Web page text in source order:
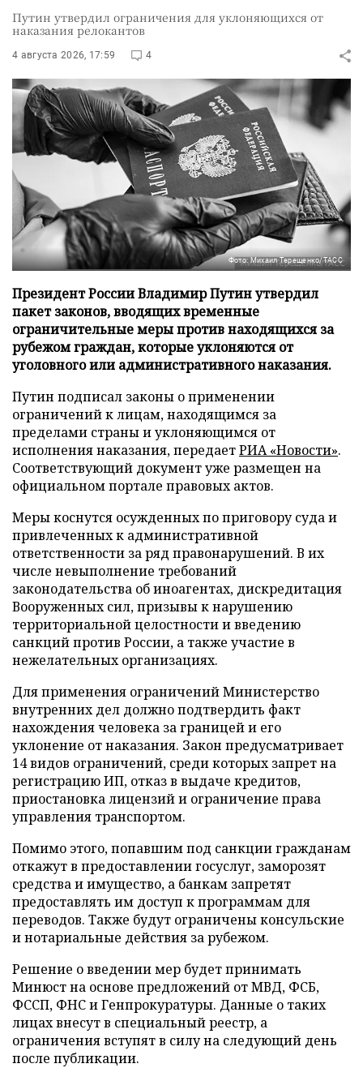
Путин утвердил ограничения для уклоняющихся от
наказания релокантов
4 августа 2026, 17:59 4
Фото: Михаил Терещенко/ТАСС
Президент России Владимир Путин утвердил
пакет законов, вводящих временные
ограничительные меры против находящихся за
рубежом граждан, которые уклоняются от
уголовного или административного наказания.
Путин подписал законы о применении
ограничений к лицам, находящимся за
пределами страны и уклоняющимся от
исполнения наказания, передаетРИА «Новости».
Соответствующий документ уже размещен на
официальном портале правовых актов.
Меры коснутся осужденных по приговору суда и
привлеченных к административной
ответственности за ряд правонарушений. В их
числе невыполнение требований
законодательства об иноагентах, дискредитация
Вооруженных сил, призывы к нарушению
территориальной целостности и введению
санкций против России, а также участие в
нежелательных организациях.
Для применения ограничений Министерство
внутренних дел должно подтвердить факт
нахождения человека за границей и его
уклонение от наказания. Закон предусматривает
14 видов ограничений, среди которых запрет на
регистрацию ИП, отказ в выдаче кредитов,
приостановка лицензий и ограничение права
управления транспортом.
Помимо этого, попавшим под санкции гражданам
откажут в предоставлении госуслуг, заморозят
средства и имущество, а банкам запретят
предоставлять им доступ к программам для
переводов. Также будут ограничены консульские
и нотариальные действия за рубежом.
Решение о введении мер будет принимать
Минюст на основе предложений от МВД, ФСБ,
ФССП, ФНС и Генпрокуратуры. Данные о таких
лицах внесут в специальный реестр, а
ограничения вступят в силу на следующий день
после публикации.